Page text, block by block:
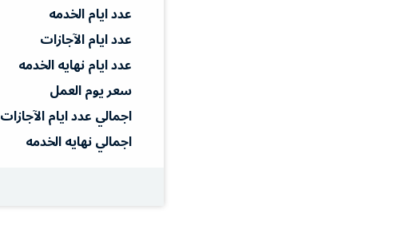
عدد ايام الخدمه
عدد ايام الآجازات
عدد ايام نهايه الخدمه
سعر يوم العمل
اجمالي عدد ايام الآجازات
اجمالي نهايه الخدمه